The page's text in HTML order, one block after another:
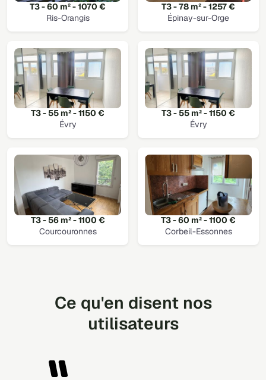
T3 - 60 m² - 1070 €
Ris-Orangis
T3 - 78 m² - 1257 €
Épinay-sur-Orge
T3 - 55 m² - 1150 €
Évry
T3 - 55 m² - 1150 €
Évry
T3 - 56 m² - 1100 €
Courcouronnes
T3 - 60 m² - 1100 €
Corbeil-Essonnes
Ce qu'en disent nos
utilisateurs